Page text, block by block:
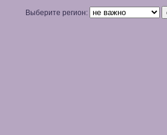
Выберите регион: